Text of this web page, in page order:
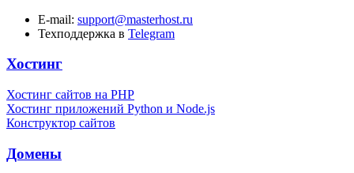
E-mail: support@masterhost.ru
Техподдержка в Telegram
Хостинг
Хостинг сайтов на PHP
Хостинг приложений Python и Node.js
Конструктор сайтов
Домены